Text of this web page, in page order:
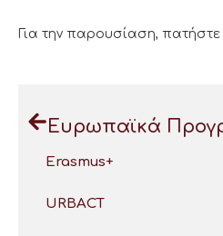
Για την παρουσίαση, πατήστε
Ευρωπαϊκά
Erasmus+
URBACT